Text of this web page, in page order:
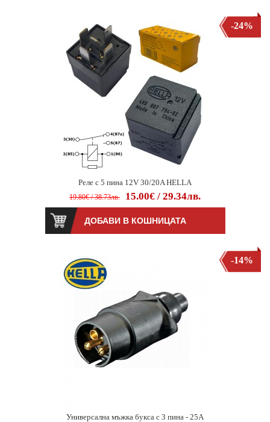
Реле с 5 пина 12V 30/20A HELLA
19.80€ / 38.73лв. 15.00€ / 29.34лв.
-24%
Универсална мъжка букса с 3 пина - 25А
-14%